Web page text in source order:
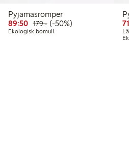
Pyjamasromper
89:50 Rabatterat pris: 89,50 kr
179:-Ordinarie pris: 179,00 kr
50% rabatt
(-50%)
Ekologisk bomull